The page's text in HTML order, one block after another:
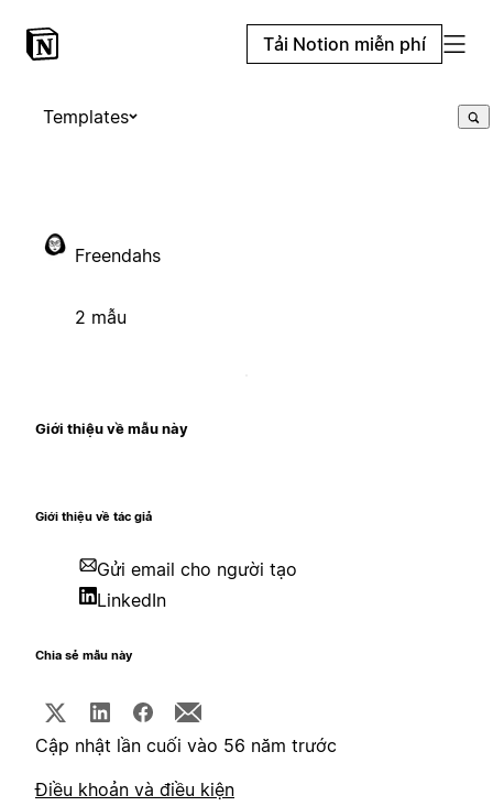
Tải Notion miễn phí
Templates
Freendahs
2 mẫu
Giới thiệu về mẫu này
Giới thiệu về tác giả
Gửi email cho người tạo
LinkedIn
Chia sẻ mẫu này
Cập nhật lần cuối vào 56 năm trước
Điều khoản và điều kiện